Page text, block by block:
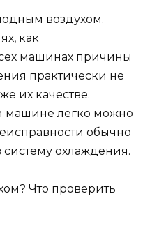
воздухом.
как
машинах причины
практически не
их качестве.
машине легко можно
обычно
систему охлаждения.